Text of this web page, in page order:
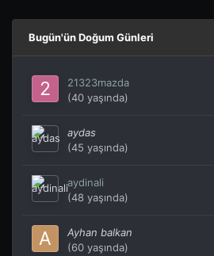
Bugün'ün Doğum Günleri
21323mazda
(40 yaşında)
aydas
(45 yaşında)
aydinali
(48 yaşında)
Ayhan balkan
(60 yaşında)